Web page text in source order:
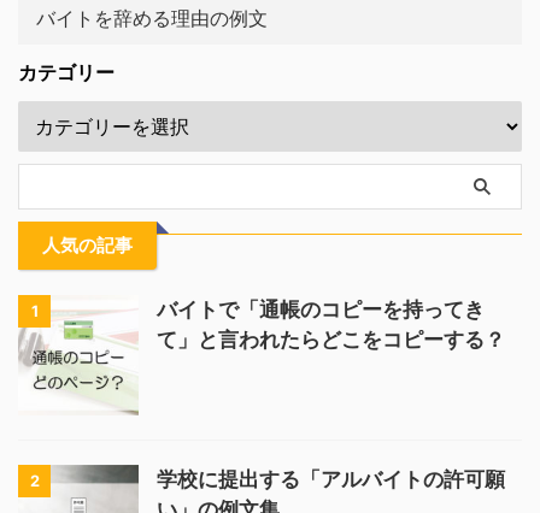
バイトを辞める理由の例文
カテゴリー
人気の記事
1
バイトで「通帳のコピーを持ってき
て」と言われたらどこをコピーする？
2
学校に提出する「アルバイトの許可願